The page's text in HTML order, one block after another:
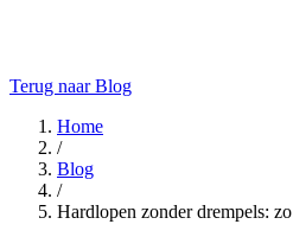
Terug naar Blog
Home
/
Blog
/
Hardlopen zonder drempels: